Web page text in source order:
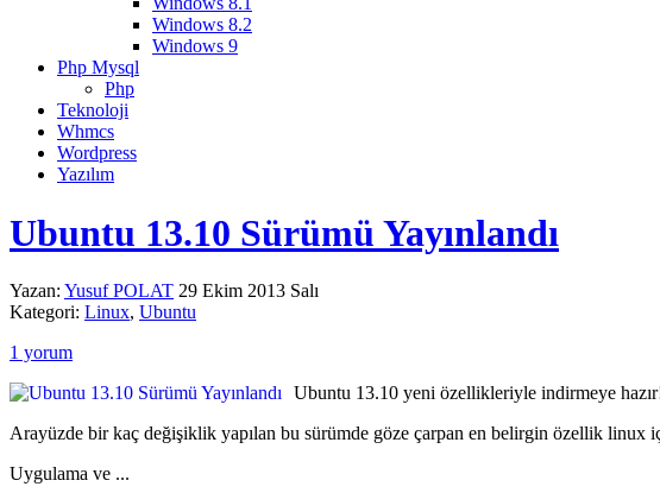
Windows 8.2
Windows 9
Php Mysql
Php
Teknoloji
Whmcs
Wordpress
Yazılım
Ubuntu 13.10 Sürümü Yayınlandı
Yazan: Yusuf POLAT 29 Ekim 2013 Salı
Kategori: Linux, Ubuntu
1 yorum
Ubuntu 13.10 yeni özellikleriyle indirmeye
Arayüzde bir kaç değişiklik yapılan bu sürümde göze çarpan en belirgin özellik
Uygulama ve ...